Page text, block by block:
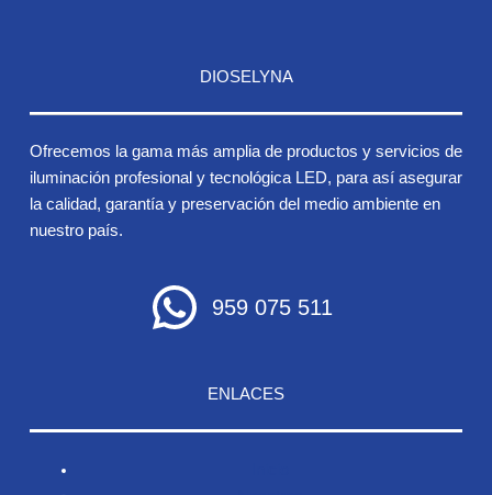
DIOSELYNA
Ofrecemos la gama más amplia de productos y servicios de
iluminación profesional y tecnológica LED, para así asegurar
la calidad, garantía y preservación del medio ambiente en
nuestro país.
959 075 511
ENLACES